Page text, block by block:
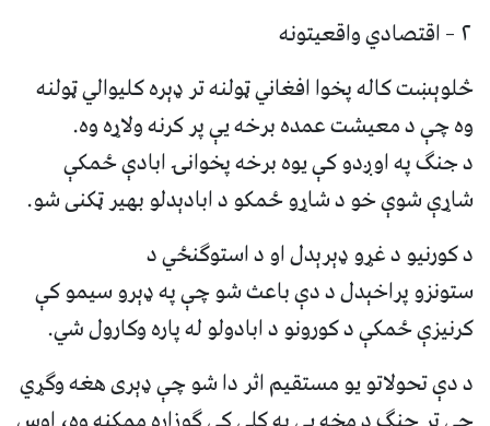
۲ – اقتصادي واقعیتونه
څلوېښت کاله پخوا افغاني ټولنه تر ډېره کلیوالي ټولنه
وه چې د معیشت عمده برخه یې پر کرنه ولاړه وه.
د جنګ په اوږدو کې یوه برخه پخوانۍ ابادې ځمکې
شاړې شوې خو د شاړو ځمکو د ابادېدلو بهیر ټکنی شو.
د کورنیو د غړو ډېرېدل او د استوګنځي د
ستونزو پراخېدل د دې باعث شو چې په ډېرو سیمو کې
کرنیزې ځمکې د کورونو د ابادولو له پاره وکارول شي.
د دې تحولاتو یو مستقیم اثر دا شو چې ډېری هغه وګړي